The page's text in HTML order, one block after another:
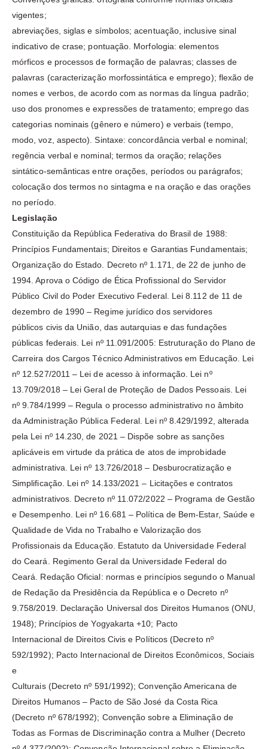
vigentes;
abreviações, siglas e símbolos; acentuação, inclusive sinal
indicativo de crase; pontuação. Morfologia: elementos
mórficos e processos de formação de palavras; classes de
palavras (caracterização morfossintática e emprego); flexão de
nomes e verbos, de acordo com as normas da língua padrão;
uso dos pronomes e expressões de tratamento; emprego das
categorias nominais (gênero e número) e verbais (tempo,
modo, voz, aspecto). Sintaxe: concordância verbal e nominal;
regência verbal e nominal; termos da oração; relações
sintático-semânticas entre orações, períodos ou parágrafos;
colocação dos termos no sintagma e na oração e das orações
no período.
Legislação
Constituição da República Federativa do Brasil de 1988:
Princípios Fundamentais; Direitos e Garantias Fundamentais;
Organização do Estado. Decreto nº 1.171, de 22 de junho de
1994. Aprova o Código de Ética Profissional do Servidor
Público Civil do Poder Executivo Federal. Lei 8.112 de 11 de
dezembro de 1990 – Regime jurídico dos servidores
públicos civis da União, das autarquias e das fundações
públicas federais. Lei nº 11.091/2005: Estruturação do Plano de
Carreira dos Cargos Técnico Administrativos em Educação. Lei
nº 12.527/2011 – Lei de acesso à informação. Lei nº
13.709/2018 – Lei Geral de Proteção de Dados Pessoais. Lei
nº 9.784/1999 – Regula o processo administrativo no âmbito
da Administração Pública Federal. Lei nº 8.429/1992, alterada
pela Lei nº 14.230, de 2021 – Dispõe sobre as sanções
aplicáveis em virtude da prática de atos de improbidade
administrativa. Lei nº 13.726/2018 – Desburocratização e
Simplificação. Lei nº 14.133/2021 – Licitações e contratos
administrativos. Decreto nº 11.072/2022 – Programa de Gestão
e Desempenho. Lei nº 16.681 – Política de Bem-Estar, Saúde e
Qualidade de Vida no Trabalho e Valorização dos
Profissionais da Educação. Estatuto da Universidade Federal
do Ceará. Regimento Geral da Universidade Federal do
Ceará. Redação Oficial: normas e princípios segundo o Manual
de Redação da Presidência da República e o Decreto nº
9.758/2019. Declaração Universal dos Direitos Humanos (ONU,
1948); Princípios de Yogyakarta +10; Pacto
Internacional de Direitos Civis e Políticos (Decreto nº
592/1992); Pacto Internacional de Direitos Econômicos, Sociais
e
Culturais (Decreto nº 591/1992); Convenção Americana de
Direitos Humanos – Pacto de São José da Costa Rica
(Decreto nº 678/1992); Convenção sobre a Eliminação de
Todas as Formas de Discriminação contra a Mulher (Decreto